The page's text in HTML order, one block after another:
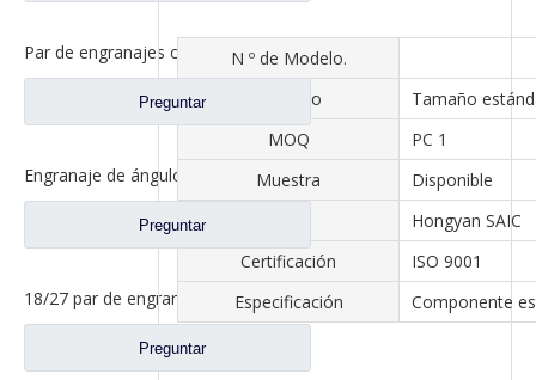
Par de engranajes cónicos de eje medio 28/21 para piezas de repuesto de camión A0E Axle FAW Jiefang 2502036/037-A0E
Preguntar
Engranaje de ángulo de lavabo de puente medio para Shamcan DelongTruck repuestos 81.35199.6587
Preguntar
18/27 par de engranajes cónicos para Dena Axle Dongfeng T-Lift Truck repuestos 2502ZHS1827-025/026
Preguntar
N º de Modelo.
Tamaño
Tamaño
MOQ
PC 1
Muestra
Disponible
Hongyan SAIC
Certificación
ISO 9001
Especificación
Componente